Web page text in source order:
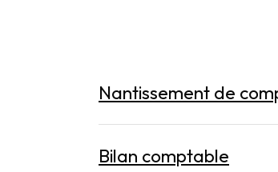
Nantissement de
Bilan comptable